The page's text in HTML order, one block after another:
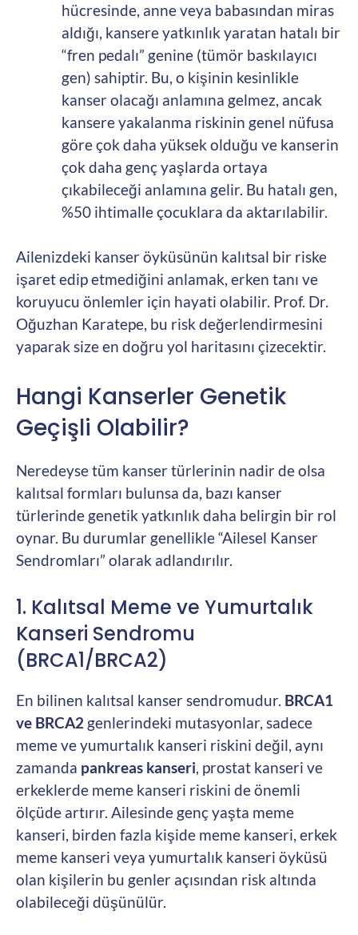
hücresinde, anne veya babasından miras
aldığı, kansere yatkınlık yaratan hatalı bir
“fren pedalı” genine (tümör baskılayıcı
gen) sahiptir. Bu, o kişinin kesinlikle
kanser olacağı anlamına gelmez, ancak
kansere yakalanma riskinin genel nüfusa
göre çok daha yüksek olduğu ve kanserin
çok daha genç yaşlarda ortaya
çıkabileceği anlamına gelir. Bu hatalı gen,
%50 ihtimalle çocuklara da aktarılabilir.
Ailenizdeki kanser öyküsünün kalıtsal bir riske
işaret edip etmediğini anlamak, erken tanı ve
koruyucu önlemler için hayati olabilir. Prof. Dr.
Oğuzhan Karatepe, bu risk değerlendirmesini
yaparak size en doğru yol haritasını çizecektir.
Hangi Kanserler Genetik
Geçişli Olabilir?
Neredeyse tüm kanser türlerinin nadir de olsa
kalıtsal formları bulunsa da, bazı kanser
türlerinde genetik yatkınlık daha belirgin bir rol
oynar. Bu durumlar genellikle “Ailesel Kanser
Sendromları” olarak adlandırılır.
1. Kalıtsal Meme ve Yumurtalık
Kanseri Sendromu
(BRCA1/BRCA2)
En bilinen kalıtsal kanser sendromudur. BRCA1
ve BRCA2 genlerindeki mutasyonlar, sadece
meme ve yumurtalık kanseri riskini değil, aynı
zamanda pankreas kanseri, prostat kanseri ve
erkeklerde meme kanseri riskini de önemli
ölçüde artırır. Ailesinde genç yaşta meme
kanseri, birden fazla kişide meme kanseri, erkek
meme kanseri veya yumurtalık kanseri öyküsü
olan kişilerin bu genler açısından risk altında
olabileceği düşünülür.